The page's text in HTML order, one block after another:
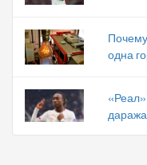
одна